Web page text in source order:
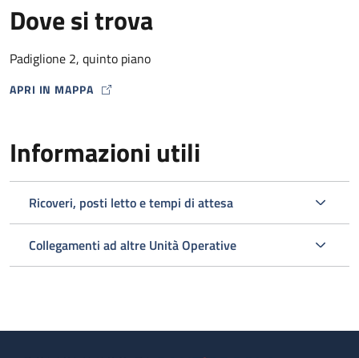
Dove si trova
Padiglione 2, quinto piano
APRI IN MAPPA
MAP ICON
Informazioni utili
Ricoveri, posti letto e tempi di attesa
Collegamenti ad altre Unità Operative